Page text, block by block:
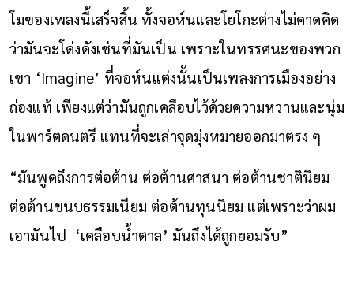
โมของเพลงนี้เสร็จสิ้น ทั้งจอห์นและโยโกะต่างไม่คาดคิด
ว่ามันจะโด่งดังเช่นที่มันเป็น เพราะในทรรศนะของพวก
เขา ‘Imagine’ ที่จอห์นแต่งนั้นเป็นเพลงการเมืองอย่าง
ถ่องแท้ เพียงแต่ว่ามันถูกเคลือบไว้ด้วยความหวานและนุ่ม
ในพาร์ตดนตรี แทนที่จะเล่าจุดมุ่งหมายออกมาตรง ๆ
“มันพูดถึงการต่อต้าน ต่อต้านศาสนา ต่อต้านชาตินิยม
ต่อต้านขนบธรรมเนียม ต่อต้านทุนนิยม แต่เพราะว่าผม
เอามันไป ‘เคลือบน้ำตาล’ มันถึงได้ถูกยอมรับ”